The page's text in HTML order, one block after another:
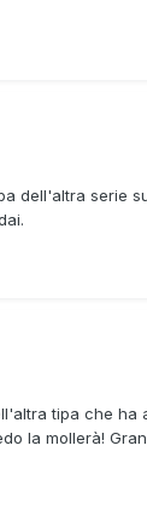
dell'altra serie
tipa che
la mollerà!